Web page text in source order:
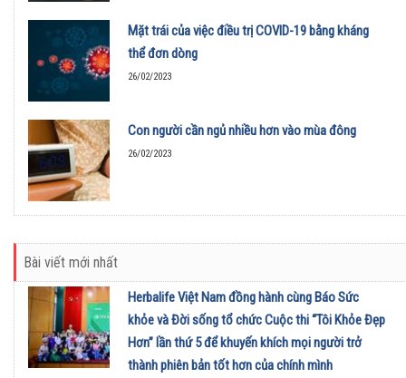
Mặt trái của việc điều trị COVID-19 bằng kháng
thể đơn dòng
26/02/2023
Con người cần ngủ nhiều hơn vào mùa đông
26/02/2023
Bài viết mới nhất
Herbalife Việt Nam đồng hành cùng Báo Sức
khỏe và Đời sống tổ chức Cuộc thi “Tôi Khỏe Đẹp
Hơn” lần thứ 5 để khuyến khích mọi người trở
thành phiên bản tốt hơn của chính mình